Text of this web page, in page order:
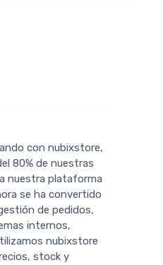
con nubixstore,
80% de nuestras
nuestra plataforma
se ha convertido
de pedidos,
internos,
nubixstore
stock y